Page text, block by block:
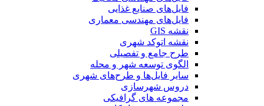
فایل‌های صنایع غذایی
فایل‌های مهندسی معماری
نقشه GIS
نقشه اتوکد شهری
طرح جامع و تفصیلی
الگوی توسعه شهر و محله
سایر فایل‌ها و طرح‌های شهری
دروس شهرسازی
مجموعه های گرافیکی